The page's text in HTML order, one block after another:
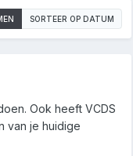
SORTEER OP DATUM
Ook heeft VCDS
van je huidige